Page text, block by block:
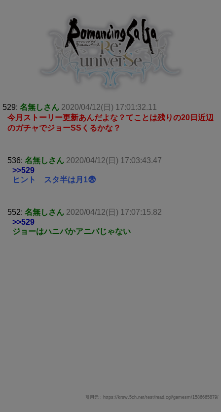
529: 名無しさん 2020/04/12(日) 17:01:32.11
今月ストーリー更新あんだよな？てことは残りの20日近辺
のガチャでジョーSSくるかな？
536: 名無しさん 2020/04/12(日) 17:03:43.47
>>529
ヒント スタ半は月1😨
552: 名無しさん 2020/04/12(日) 17:07:15.82
>>529
ジョーはハニバかアニバじゃない
引用元：https://krsw.5ch.net/test/read.cgi/gamesm/1586665879/